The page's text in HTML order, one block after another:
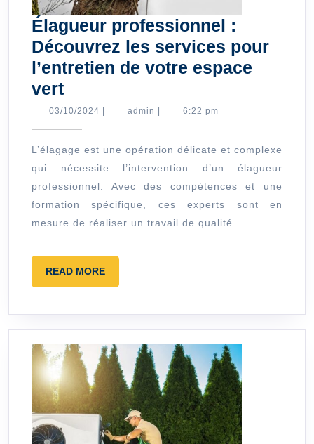
Élagueur professionnel :
Découvrez les services pour
l’entretien de votre espace
vertÉlagueur
professionnel
:
Découvrez
les
services
pour
de
votre
vert
03/10/2024 03/10/2024
| admin admin
| 6:22 pm
L’élagage est une opération délicate et complexe
qui nécessite l’intervention d’un élagueur
professionnel. Avec des compétences et une
formation spécifique, ces experts sont en
mesure de réaliser un travail de qualité
READ MOREREAD
MORE